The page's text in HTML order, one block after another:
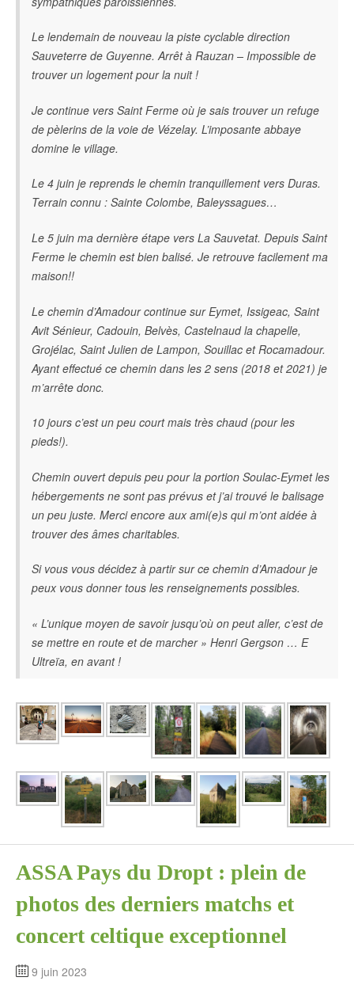
Le lendemain de nouveau la piste cyclable direction
Sauveterre de Guyenne. Arrêt à Rauzan – Impossible de
trouver un logement pour la nuit !
Je continue vers Saint Ferme où je sais trouver un refuge
de pèlerins de la voie de Vézelay. L’imposante abbaye
domine le village.
Le 4 juin je reprends le chemin tranquillement vers Duras.
Terrain connu : Sainte Colombe, Baleyssagues…
Le 5 juin ma dernière étape vers La Sauvetat. Depuis Saint
Ferme le chemin est bien balisé. Je retrouve facilement ma
maison!!
Le chemin d’Amadour continue sur Eymet, Issigeac, Saint
Avit Sénieur, Cadouin, Belvès, Castelnaud la chapelle,
Grojélac, Saint Julien de Lampon, Souillac et Rocamadour.
Ayant effectué ce chemin dans les 2 sens (2018 et 2021) je
m’arrête donc.
10 jours c’est un peu court mais très chaud (pour les
pieds!).
Chemin ouvert depuis peu pour la portion Soulac-Eymet les
hébergements ne sont pas prévus et j’ai trouvé le balisage
un peu juste. Merci encore aux ami(e)s qui m’ont aidée à
trouver des âmes charitables.
Si vous vous décidez à partir sur ce chemin d’Amadour je
peux vous donner tous les renseignements possibles.
« L’unique moyen de savoir jusqu’où on peut aller, c’est de
se mettre en route et de marcher » Henri Gergson … E
Ultreïa, en avant !
ASSA Pays du Dropt : plein de
photos des derniers matchs et
concert celtique exceptionnel
9 juin 2023